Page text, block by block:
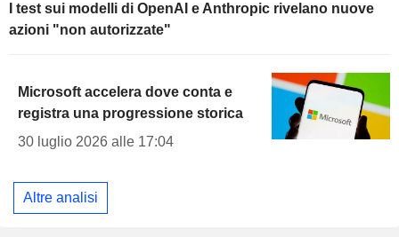
I test sui modelli di OpenAI e Anthropic rivelano nuove
azioni "non autorizzate"
Microsoft accelera dove conta e
registra una progressione storica
30 luglio 2026 alle 17:04
Altre analisi